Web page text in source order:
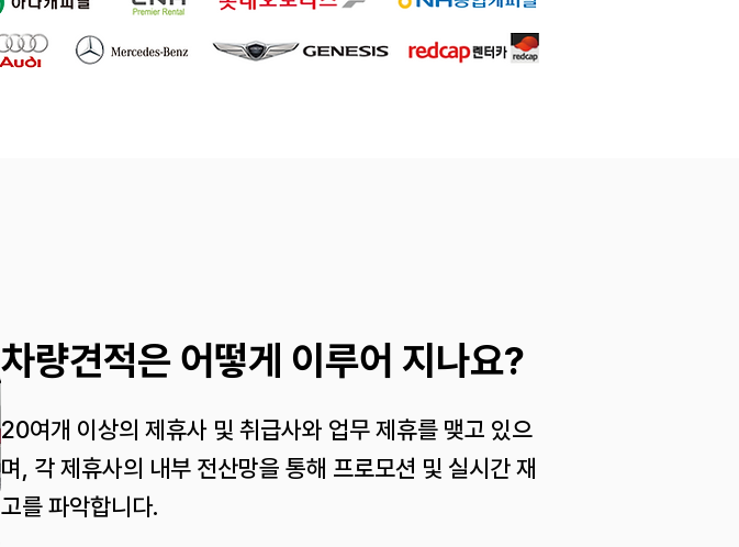
차량견적은 어떻게 이루어 지나요?
20여개 이상의 제휴사 및 취급사와 업무 제휴를 맺고 있으
며, 각 제휴사의 내부 전산망을 통해 프로모션 및 실시간 재
고를 파악합니다.